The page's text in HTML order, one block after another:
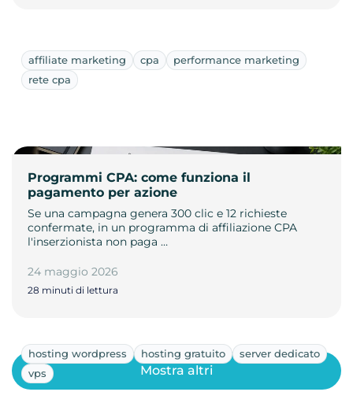
affiliate marketing cpa
performance marketing
rete cpa
Programmi CPA: come funziona il
pagamento per azione
Se una campagna genera 300 clic e 12 richieste
confermate, in un programma di affiliazione CPA
l'inserzionista non paga …
24 maggio 2026
28 minuti di lettura
hosting wordpress hosting gratuito
server dedicato
vps
Mostra altri